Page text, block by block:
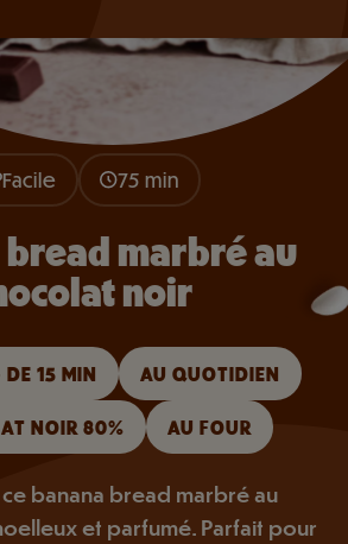
Facile 75 min
marbré au
noir
DE 15 MIN AU QUOTIDIEN
NOIR 80% AU FOUR
banana bread marbré au
et parfumé. Parfait pour